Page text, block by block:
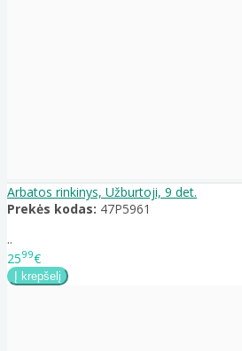
Arbatos rinkinys, Užburtoji, 9 det.
Prekės kodas: 47P5961
..
2599€